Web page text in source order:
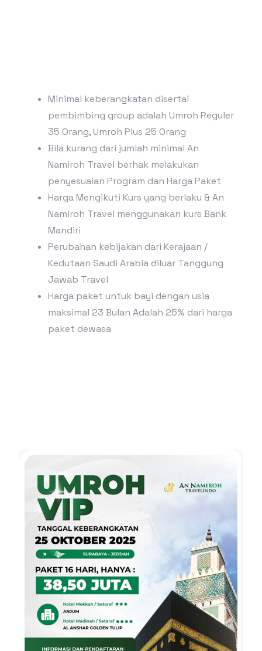
Minimal keberangkatan disertai
pembimbing group adalah Umroh Reguler
35 Orang, Umroh Plus 25 Orang
Bila kurang dari jumlah minimal An
Namiroh Travel berhak melakukan
penyesuaian Program dan Harga Paket
Harga Mengikuti Kurs yang berlaku & An
Namiroh Travel menggunakan kurs Bank
Mandiri
Perubahan kebijakan dari Kerajaan /
Kedutaan Saudi Arabia diluar Tanggung
Jawab Travel
Harga paket untuk bayi dengan usia
maksimal 23 Bulan Adalah 25% dari harga
paket dewasa